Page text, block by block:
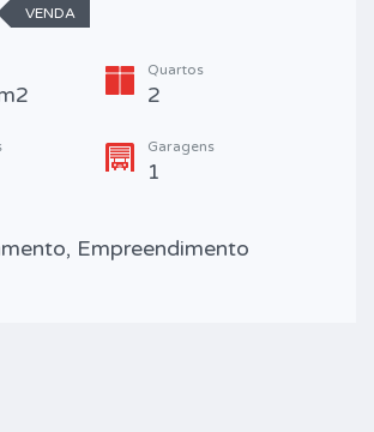
VENDA
Quartos
2
Garagens
1
Empreendimento